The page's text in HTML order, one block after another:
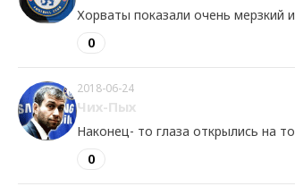
Хорваты показали очень мерзкий
0
2018-06-24
Чих-Пых
Наконец- то глаза открылись на
0